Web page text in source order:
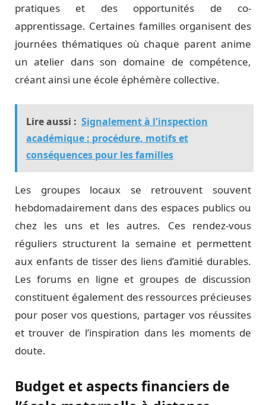
pratiques et des opportunités de co-
apprentissage. Certaines familles organisent des
journées thématiques où chaque parent anime
un atelier dans son domaine de compétence,
créant ainsi une école éphémère collective.
Lire aussi : Signalement à l'inspection
académique : procédure, motifs et
conséquences pour les familles
Les groupes locaux se retrouvent souvent
hebdomadairement dans des espaces publics ou
chez les uns et les autres. Ces rendez-vous
réguliers structurent la semaine et permettent
aux enfants de tisser des liens d’amitié durables.
Les forums en ligne et groupes de discussion
constituent également des ressources précieuses
pour poser vos questions, partager vos réussites
et trouver de l’inspiration dans les moments de
doute.
Budget et aspects financiers de